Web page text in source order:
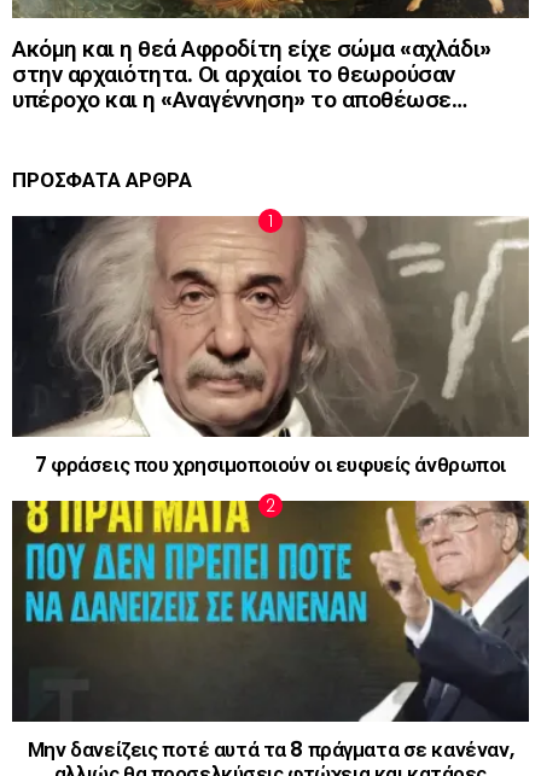
Ακόμη και η θεά Αφροδίτη είχε σώμα «αχλάδι»
στην αρχαιότητα. Οι αρχαίοι το θεωρούσαν
υπέροχο και η «Αναγέννηση» το αποθέωσε…
ΠΡΟΣΦΑΤΑ ΑΡΘΡΑ
7 φράσεις που χρησιμοποιούν οι ευφυείς άνθρωποι
Μην δανείζεις ποτέ αυτά τα 8 πράγματα σε κανέναν,